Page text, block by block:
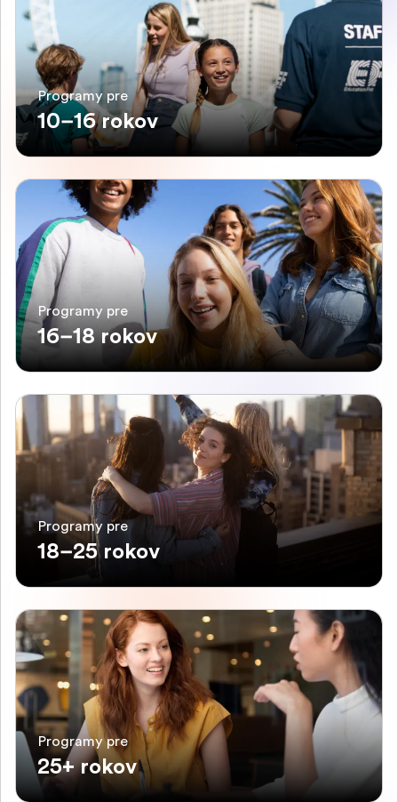
Programy pre
10–16 rokov
Programy pre
16–18 rokov
Programy pre
18–25 rokov
Programy pre
25+ rokov